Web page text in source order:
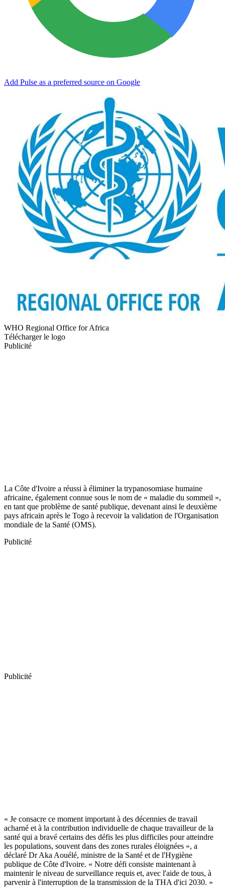
Add Pulse as a preferred source on Google
WHO Regional Office for Africa
Télécharger le logo
Publicité
La Côte d'Ivoire a réussi à éliminer la trypanosomiase humaine
africaine, également connue sous le nom de « maladie du sommeil »,
en tant que problème de santé publique, devenant ainsi le deuxième
pays africain après le Togo à recevoir la validation de l'Organisation
mondiale de la Santé (OMS).
Publicité
Publicité
« Je consacre ce moment important à des décennies de travail
acharné et à la contribution individuelle de chaque travailleur de la
santé qui a bravé certains des défis les plus difficiles pour atteindre
les populations, souvent dans des zones rurales éloignées », a
déclaré Dr Aka Aouélé, ministre de la Santé et de l'Hygiène
publique de Côte d'Ivoire. « Notre défi consiste maintenant à
maintenir le niveau de surveillance requis et, avec l'aide de tous, à
parvenir à l'interruption de la transmission de la THA d'ici 2030. »